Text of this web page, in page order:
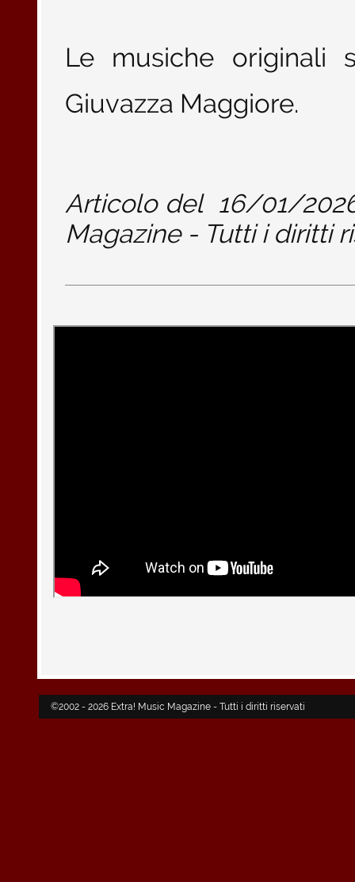
Le musiche originali
Giuvazza Maggiore.
Articolo del 16/01/
Magazine - Tutti i diritti
©2002 - 2026 Extra! Music Magazine - Tutti i diritti riservati